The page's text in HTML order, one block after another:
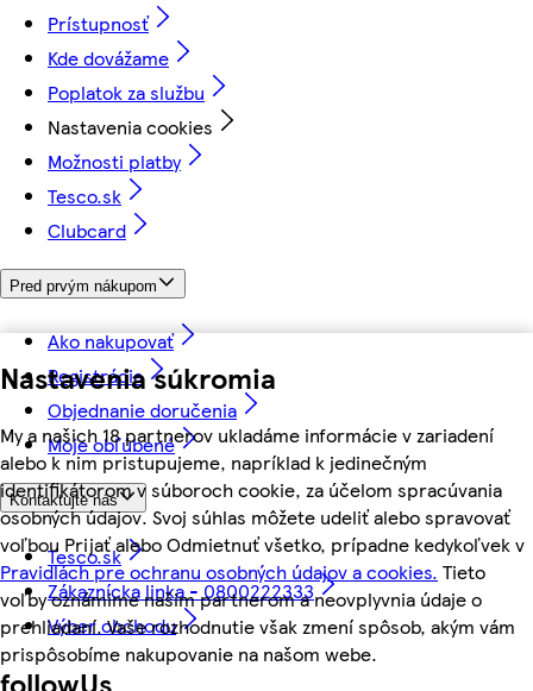
Nastavenia súkromia
My a našich 18 partnerov ukladáme informácie v zariadení
alebo k nim pristupujeme, napríklad k jedinečným
identifikátorom v súboroch cookie, za účelom spracúvania
osobných údajov. Svoj súhlas môžete udeliť alebo spravovať
voľbou Prijať alebo Odmietnuť všetko, prípadne kedykoľvek v
Pravidlách pre ochranu osobných údajov a cookies. Tieto
voľby oznámime našim partnerom a neovplyvnia údaje o
prehliadaní. Vaše rozhodnutie však zmení spôsob, akým vám
prispôsobíme nakupovanie na našom webe.
Prístupnosť
Kde dovážame
Poplatok za službu
Nastavenia cookies
Možnosti platby
Tesco.sk
Clubcard
Pred prvým nákupom
Ako nakupovať
Registrácia
Objednanie doručenia
Moje obľúbené
Kontaktujte nás
Tesco.sk
Zákaznícka linka - 0800222333
Výber obchodu
followUs